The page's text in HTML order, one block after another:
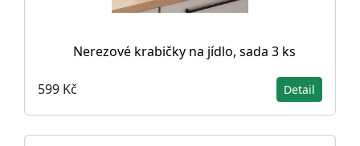
Nerezové krabičky na jídlo, sada 3 ks
599 Kč Detail